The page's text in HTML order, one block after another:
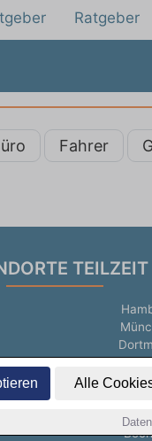
Alle
Ratgeber
Fahrer
TEILZEIT